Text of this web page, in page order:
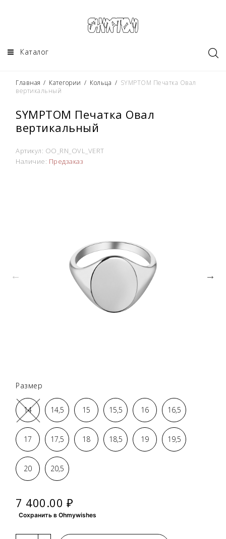
Каталог
Главная / Категории / Кольца / SYMPTOM Печатка Овал
вертикальный
SYMPTOM Печатка Овал
вертикальный
Артикул: OO_RN_OVL_VERT
Наличие: Предзаказ
Размер
14 14,5 15 15,5 16 16,5
17 17,5 18 18,5 19 19,5
20 20,5
7 400.00 ₽
Сохранить в Ohmywishes